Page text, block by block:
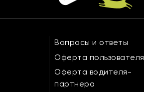
Вопросы и ответы
Оферта пользователя
Оферта водителя-
партнера